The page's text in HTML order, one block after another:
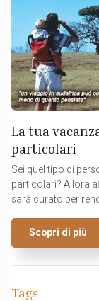
La tua
particolari
Sei quel tipo di
particolari? Allora
sarà curato per
Scopri di più
Tags